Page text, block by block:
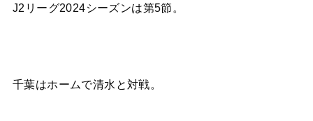
J2リーグ2024シーズンは第5節。
千葉はホームで清水と対戦。